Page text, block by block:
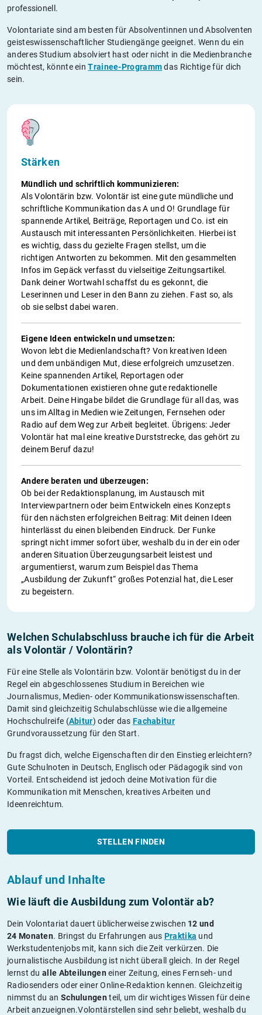
professionell.
Volontariate sind am besten für Absolventinnen und Absolventen
geisteswissenschaftlicher Studiengänge geeignet. Wenn du ein
anderes Studium absolviert hast oder nicht in die Medienbranche
möchtest, könnte einTrainee-Programm das Richtige für dich
sein.
Stärken
Mündlich und schriftlich kommunizieren:
Als Volontärin bzw. Volontär ist eine gute mündliche und
schriftliche Kommunikation das A und O! Grundlage für
spannende Artikel, Beiträge, Reportagen und Co. ist ein
Austausch mit interessanten Persönlichkeiten. Hierbei ist
es wichtig, dass du gezielte Fragen stellst, um die
richtigen Antworten zu bekommen. Mit den gesammelten
Infos im Gepäck verfasst du vielseitige Zeitungsartikel.
Dank deiner Wortwahl schaffst du es gekonnt, die
Leserinnen und Leser in den Bann zu ziehen. Fast so, als
ob sie selbst dabei waren.
Eigene Ideen entwickeln und umsetzen:
Wovon lebt die Medienlandschaft? Von kreativen Ideen
und dem unbändigen Mut, diese erfolgreich umzusetzen.
Keine spannenden Artikel, Reportagen oder
Dokumentationen existieren ohne gute redaktionelle
Arbeit. Deine Hingabe bildet die Grundlage für all das, was
uns im Alltag in Medien wie Zeitungen, Fernsehen oder
Radio auf dem Weg zur Arbeit begleitet. Übrigens: Jeder
Volontär hat mal eine kreative Durststrecke, das gehört zu
deinem Beruf dazu!
Andere beraten und überzeugen:
Ob bei der Redaktionsplanung, im Austausch mit
Interviewpartnern oder beim Entwickeln eines Konzepts
für den nächsten erfolgreichen Beitrag: Mit deinen Ideen
hinterlässt du einen bleibenden Eindruck. Der Funke
springt nicht immer sofort über, weshalb du in der ein oder
anderen Situation Überzeugungsarbeit leistest und
argumentierst, warum zum Beispiel das Thema
„Ausbildung der Zukunft“ großes Potenzial hat, die Leser
zu begeistern.
Welchen Schulabschluss brauche ich für die Arbeit
als Volontär / Volontärin?
Für eine Stelle als Volontärin bzw. Volontär benötigst du in der
Regel ein abgeschlossenes Studium in Bereichen wie
Journalismus, Medien- oder Kommunikationswissenschaften.
Damit sind gleichzeitig Schulabschlüsse wie die allgemeine
Hochschulreife (Abitur) oder das Fachabitur
Grundvoraussetzung für den Start.
Du fragst dich, welche Eigenschaften dir den Einstieg erleichtern?
Gute Schulnoten in Deutsch, Englisch oder Pädagogik sind von
Vorteil. Entscheidend ist jedoch deine Motivation für die
Kommunikation mit Menschen, kreatives Arbeiten und
Ideenreichtum.
STELLEN FINDEN
Ablauf und Inhalte
Wie läuft die Ausbildung zum Volontär ab?
Dein Volontariat dauert üblicherweise zwischen 12 und
24 Monaten. Bringst du Erfahrungen aus Praktika und
Werkstudentenjobs mit, kann sich die Zeit verkürzen. Die
journalistische Ausbildung ist nicht überall gleich. In der Regel
lernst du alle Abteilungen einer Zeitung, eines Fernseh- und
Radiosenders oder einer Online-Redaktion kennen. Gleichzeitig
nimmst du an Schulungen teil, um dir wichtiges Wissen für deine
Arbeit anzueignen.Volontärstellen sind sehr beliebt, weshalb du